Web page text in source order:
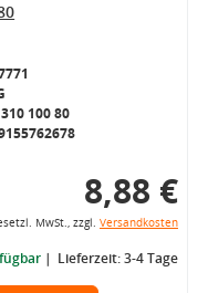
100 80
8,88 €
MwSt., zzgl. Versandkosten
Lieferzeit: 3-4 Tage